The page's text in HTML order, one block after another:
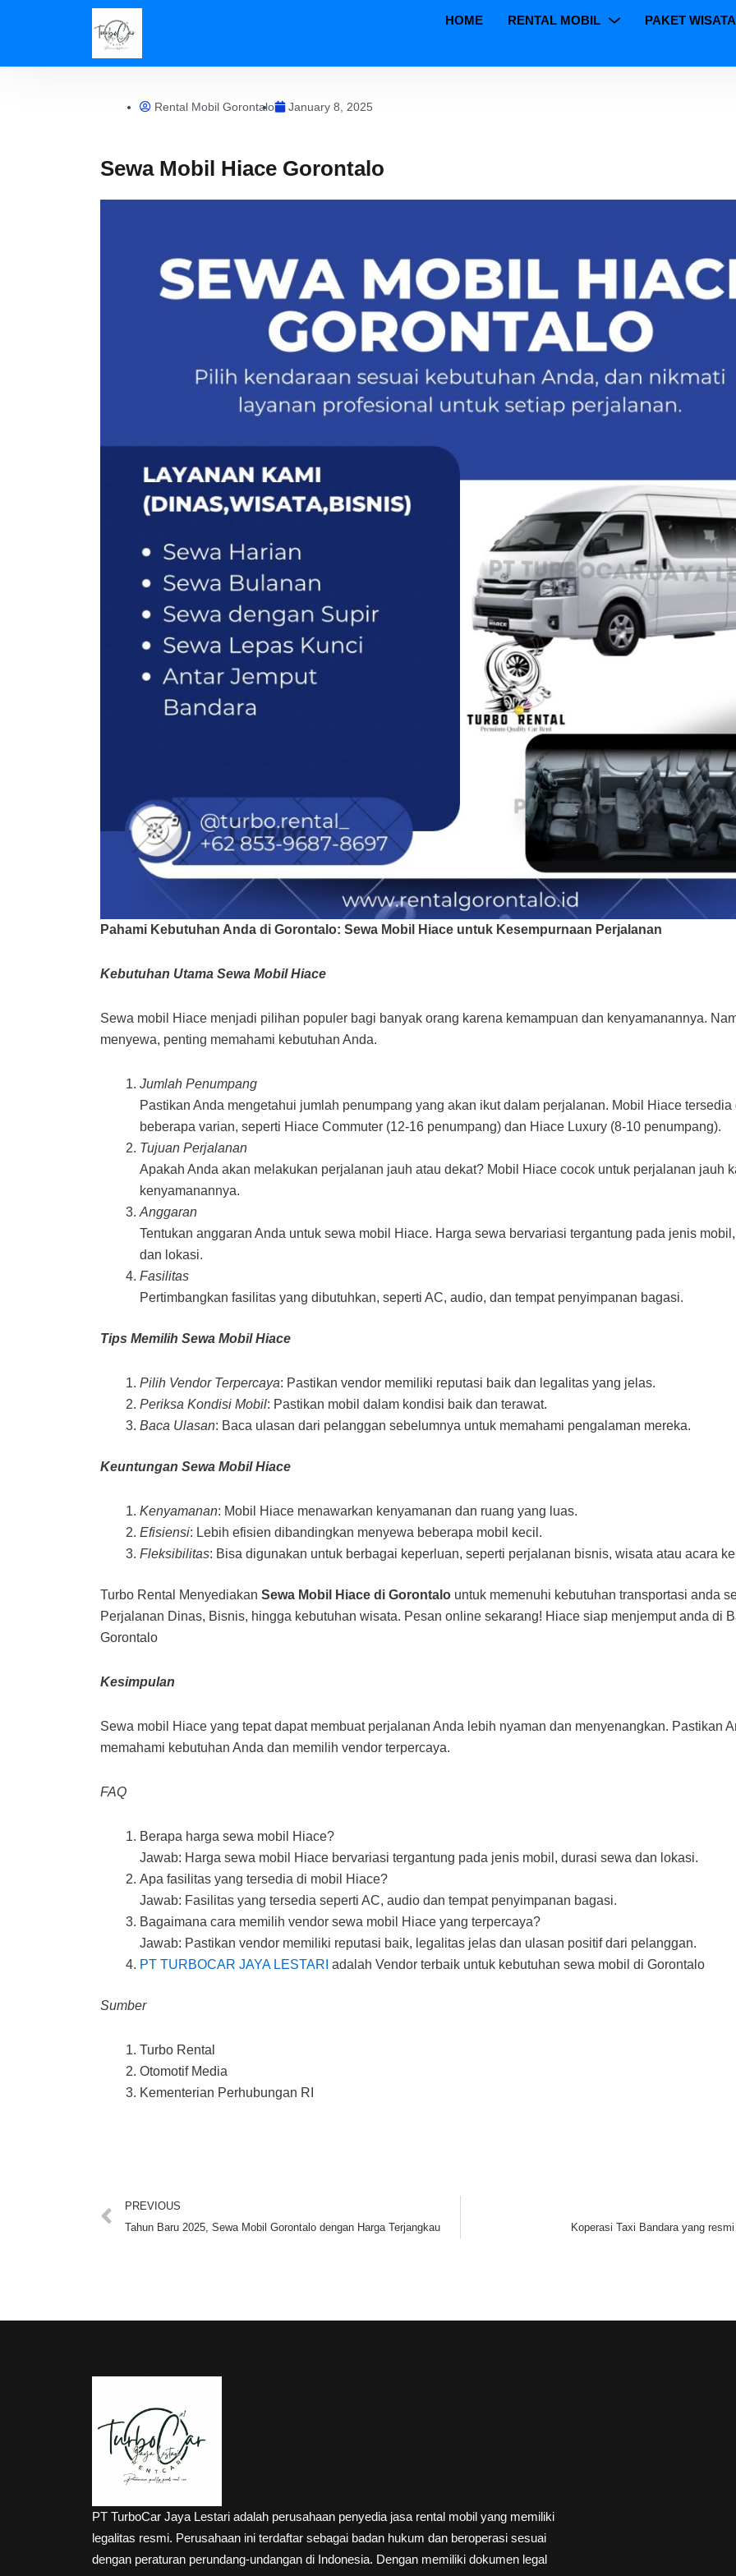
HOME RENTAL MOBIL PAKET WISATA
Rental Mobil Gorontalo January 8, 2025
Sewa Mobil Hiace Gorontalo
Pahami Kebutuhan Anda di Gorontalo: Sewa Mobil Hiace untuk Kesempurnaan Perjalanan
Kebutuhan Utama Sewa Mobil Hiace
Sewa mobil Hiace menjadi pilihan populer bagi banyak orang karena kemampuan dan kenyamanannya.
menyewa, penting memahami kebutuhan Anda.
Jumlah Penumpang
Pastikan Anda mengetahui jumlah penumpang yang akan ikut dalam perjalanan. Mobil Hiace tersedia
beberapa varian, seperti Hiace Commuter (12-16 penumpang) dan Hiace Luxury (8-10 penumpang).
Tujuan Perjalanan
Apakah Anda akan melakukan perjalanan jauh atau dekat? Mobil Hiace cocok untuk perjalanan jauh
kenyamanannya.
Anggaran
Tentukan anggaran Anda untuk sewa mobil Hiace. Harga sewa bervariasi tergantung pada jenis
dan lokasi.
Fasilitas
Pertimbangkan fasilitas yang dibutuhkan, seperti AC, audio, dan tempat penyimpanan bagasi.
Tips Memilih Sewa Mobil Hiace
Pilih Vendor Terpercaya: Pastikan vendor memiliki reputasi baik dan legalitas yang jelas.
Periksa Kondisi Mobil: Pastikan mobil dalam kondisi baik dan terawat.
Baca Ulasan: Baca ulasan dari pelanggan sebelumnya untuk memahami pengalaman mereka.
Keuntungan Sewa Mobil Hiace
Kenyamanan: Mobil Hiace menawarkan kenyamanan dan ruang yang luas.
Efisiensi: Lebih efisien dibandingkan menyewa beberapa mobil kecil.
Fleksibilitas: Bisa digunakan untuk berbagai keperluan, seperti perjalanan bisnis, wisata atau acara
Turbo Rental Menyediakan Sewa Mobil Hiace di Gorontalo untuk memenuhi kebutuhan transportasi anda
Perjalanan Dinas, Bisnis, hingga kebutuhan wisata. Pesan online sekarang! Hiace siap menjemput anda di
Gorontalo
Kesimpulan
Sewa mobil Hiace yang tepat dapat membuat perjalanan Anda lebih nyaman dan menyenangkan. Pastikan
memahami kebutuhan Anda dan memilih vendor terpercaya.
FAQ
Berapa harga sewa mobil Hiace?
Jawab: Harga sewa mobil Hiace bervariasi tergantung pada jenis mobil, durasi sewa dan lokasi.
Apa fasilitas yang tersedia di mobil Hiace?
Jawab: Fasilitas yang tersedia seperti AC, audio dan tempat penyimpanan bagasi.
Bagaimana cara memilih vendor sewa mobil Hiace yang terpercaya?
Jawab: Pastikan vendor memiliki reputasi baik, legalitas jelas dan ulasan positif dari pelanggan.
PT TURBOCAR JAYA LESTARI adalah Vendor terbaik untuk kebutuhan sewa mobil di Gorontalo
Sumber
Turbo Rental
Otomotif Media
Kementerian Perhubungan RI
Prev
PREVIOUS
Tahun Baru 2025, Sewa Mobil Gorontalo dengan Harga Terjangkau
Koperasi Taxi Bandara yang
PT TurboCar Jaya Lestari adalah perusahaan penyedia jasa rental mobil yang memiliki
legalitas resmi. Perusahaan ini terdaftar sebagai badan hukum dan beroperasi sesuai
dengan peraturan perundang-undangan di Indonesia. Dengan memiliki dokumen legal